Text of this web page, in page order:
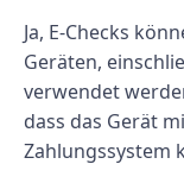
Ja, E-Checks
Geräten,
verwendet
dass das Gerät
Zahlungssystem